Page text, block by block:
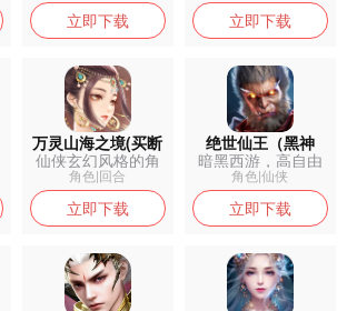
立即下载 立即下载
万灵山海之境(买断
版)
仙侠玄幻风格的角
色扮演回合制...
角色|回合
立即下载
绝世仙王（黑神
话）
暗黑西游，高自由
东方神话大世...
角色|仙侠
立即下载